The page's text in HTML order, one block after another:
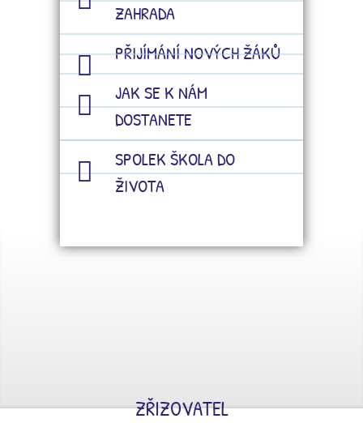
ZAHRADA
PŘIJÍMÁNÍ NOVÝCH ŽÁKŮ
JAK SE K NÁM
DOSTANETE
SPOLEK ŠKOLA DO
ŽIVOTA
ZŘIZOVATEL